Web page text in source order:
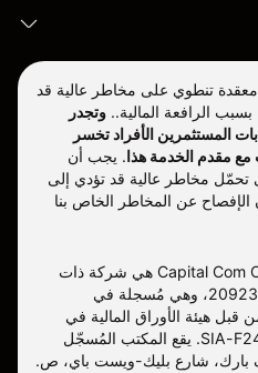
تنطوي على مخاطر عالية قد
الرافعة المالية.. وتجدر
%79.75 من حسابات المستثمرين الأفراد تخسر
مع مقدم الخدمة هذا. يجب أن
تحمّل مخاطر عالية قد تؤدي إلى
عن المخاطر الخاص بنا
شركة Capital Com Online Investments Ltd هي شركة ذات
مسؤولية محدودة تحمل رقم 209236B، وهي مُسجلة في
هيئة الأوراق المالية في
جزر البهاما تحت رقم ترخيص SIA-F245. يقع المكتب المُسجّل
بارك، شارع بليك-ويست باي، ص.